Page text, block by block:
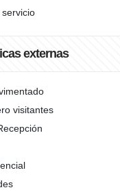
externas
visitantes